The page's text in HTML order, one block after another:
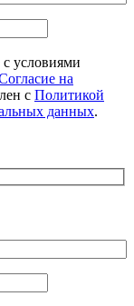
условиями
на
с Политикой
данных.